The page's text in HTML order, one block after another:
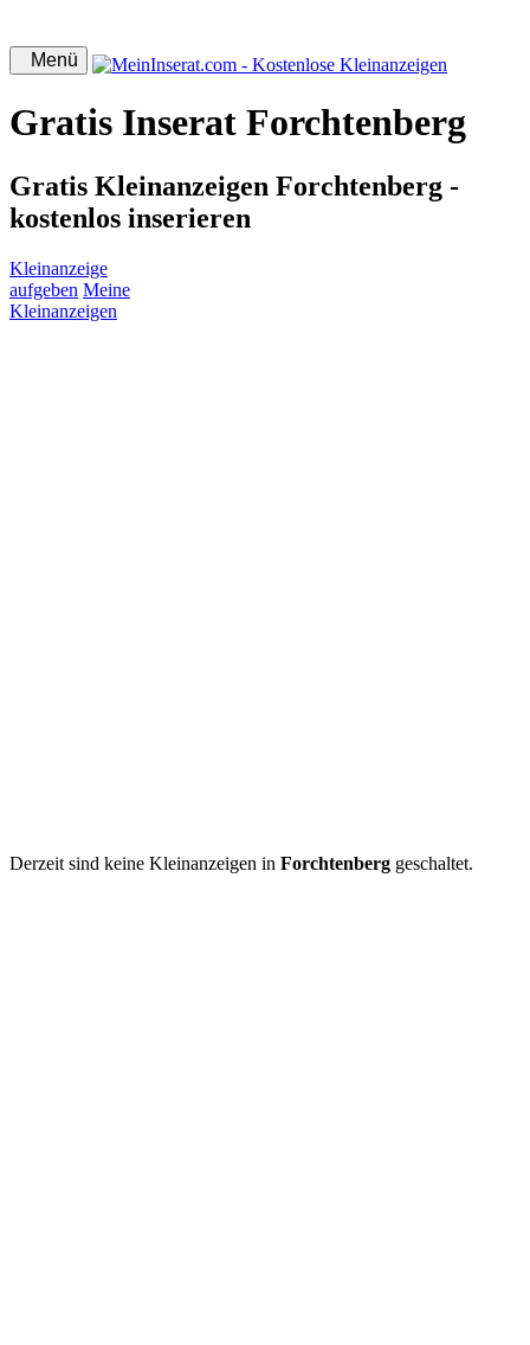
Menü
Gratis Inserat Forchtenberg
Gratis Kleinanzeigen Forchtenberg -
kostenlos inserieren
Kleinanzeige
aufgeben Meine
Kleinanzeigen
Derzeit sind keine Kleinanzeigen in Forchtenberg geschaltet.